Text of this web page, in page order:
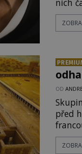
nich
OD
před
tajemným